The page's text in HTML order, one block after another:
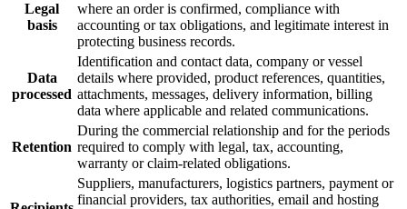
Legal
basis
where an order is confirmed, compliance with
accounting or tax obligations, and legitimate interest in
protecting business records.
Data
processed
Identification and contact data, company or vessel
details where provided, product references, quantities,
attachments, messages, delivery information, billing
data where applicable and related communications.
Retention
During the commercial relationship and for the periods
required to comply with legal, tax, accounting,
warranty or claim-related obligations.
Suppliers, manufacturers, logistics partners, payment or
financial providers, tax authorities, email and hosting